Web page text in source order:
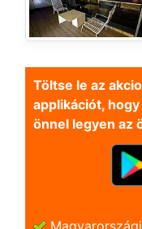
Töltse le az
applikációt,
önnel legyen az